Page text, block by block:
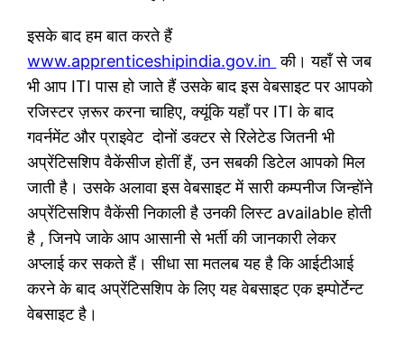
इसके बाद हम बात करते हैं
www.apprenticeshipindia.gov.in की। यहाँ से जब
भी आप ITI पास हो जाते हैं उसके बाद इस वेबसाइट पर आपको
रजिस्टर ज़रूर करना चाहिए, क्यूंकि यहाँ पर ITI के बाद
गवर्नमेंट और प्राइवेट दोनों डक्टर से रिलेटेड जितनी भी
अप्रेंटिसशिप वैकेंसीज होतीं हैं, उन सबकी डिटेल आपको मिल
जाती है। उसके अलावा इस वेबसाइट में सारी कम्पनीज जिन्होंने
अप्रेंटिसशिप वैकेंसी निकाली है उनकी लिस्ट available होती
है , जिनपे जाके आप आसानी से भर्ती की जानकारी लेकर
अप्लाई कर सकते हैं। सीधा सा मतलब यह है कि आईटीआई
करने के बाद अप्रेंटिसशिप के लिए यह वेबसाइट एक इम्पोर्टेन्ट
वेबसाइट है।